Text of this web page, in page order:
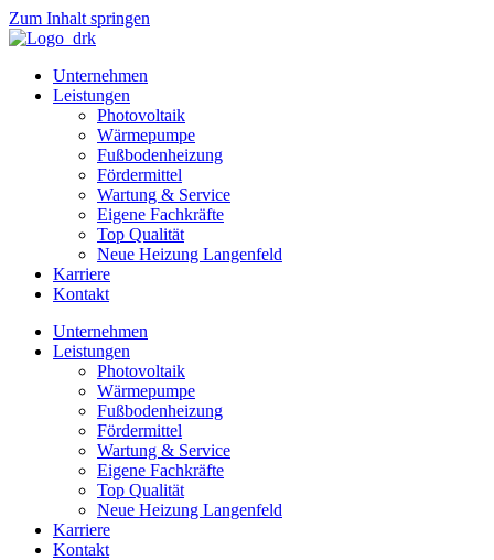
Zum Inhalt springen
Unternehmen
Leistungen
Photovoltaik
Wärmepumpe
Fußbodenheizung
Fördermittel
Wartung & Service
Eigene Fachkräfte
Top Qualität
Neue Heizung Langenfeld
Karriere
Kontakt
Unternehmen
Leistungen
Photovoltaik
Wärmepumpe
Fußbodenheizung
Fördermittel
Wartung & Service
Eigene Fachkräfte
Top Qualität
Neue Heizung Langenfeld
Karriere
Kontakt